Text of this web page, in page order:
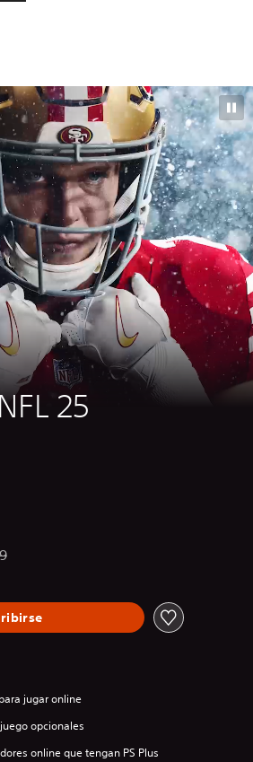
25
precio original de US$69.99
jugar online
opcionales
online que tengan PS Plus